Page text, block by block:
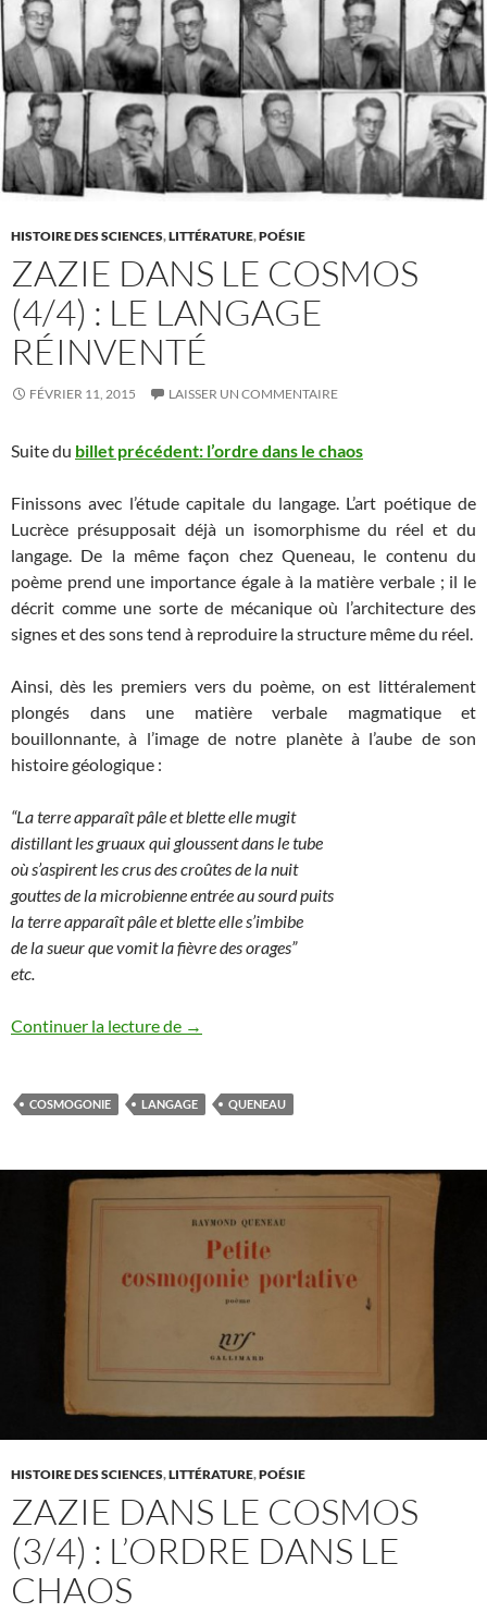
HISTOIRE DES SCIENCES,LITTÉRATURE,POÉSIE
ZAZIE DANS LE COSMOS
(4/4) : LE LANGAGE
RÉINVENTÉ
FÉVRIER 11, 2015 LAISSER UN COMMENTAIRE
Suite du billet précédent: l’ordre dans le chaos
Finissons avec l’étude capitale du langage. L’art poétique de
Lucrèce présupposait déjà un isomorphisme du réel et du
langage. De la même façon chez Queneau, le contenu du
poème prend une importance égale à la matière verbale ; il le
décrit comme une sorte de mécanique où l’architecture des
signes et des sons tend à reproduire la structure même du réel.
Ainsi, dès les premiers vers du poème, on est littéralement
plongés dans une matière verbale magmatique et
bouillonnante, à l’image de notre planète à l’aube de son
histoire géologique :
“La terre apparaît pâle et blette elle mugit
distillant les gruaux qui gloussent dans le tube
où s’aspirent les crus des croûtes de la nuit
gouttes de la microbienne entrée au sourd puits
la terre apparaît pâle et blette elle s’imbibe
de la sueur que vomit la fièvre des orages”
etc.
Continuer la lecture de Zazie dans le cosmos (4/4) : le langage
→
COSMOGONIE LANGAGE QUENEAU
HISTOIRE DES SCIENCES,LITTÉRATURE,POÉSIE
ZAZIE DANS LE COSMOS
(3/4) : L’ORDRE DANS LE
CHAOS